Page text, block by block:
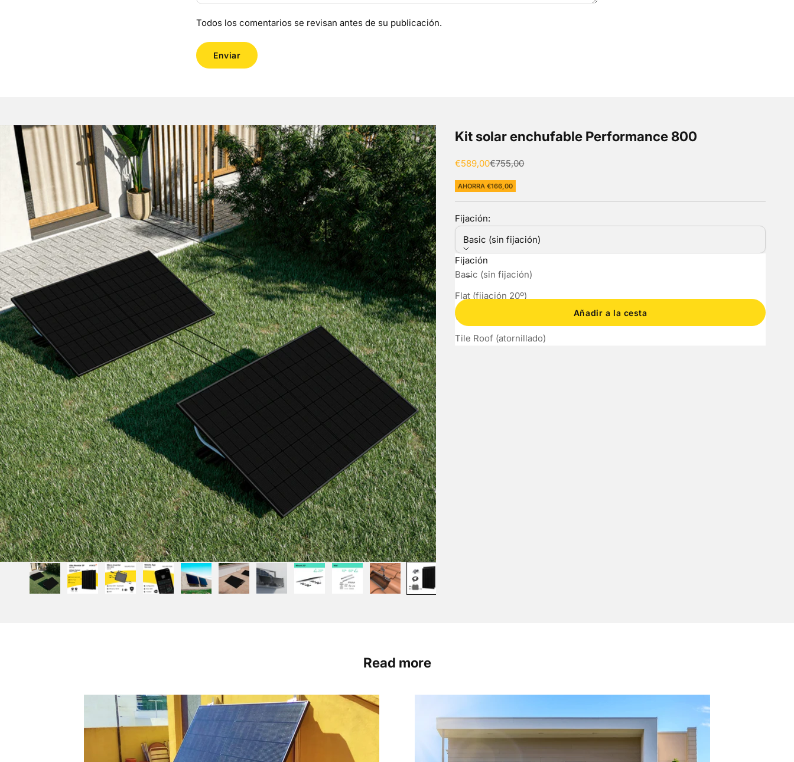
Todos los comentarios se revisan antes de su publicación.
Enviar
Kit solar enchufable Performance 800
Precio de oferta
€589,00Precio normal
€755,00
AHORRA €166,00
Fijación:
Basic (sin fijación)
Fijación
Basic (sin fijación)
Flat (fijación 20º)
Wall (fijación ajustable)
Tile Roof (atornillado)
Reducir cantidadAumentar cantidad
Añadir a la cesta
Read more